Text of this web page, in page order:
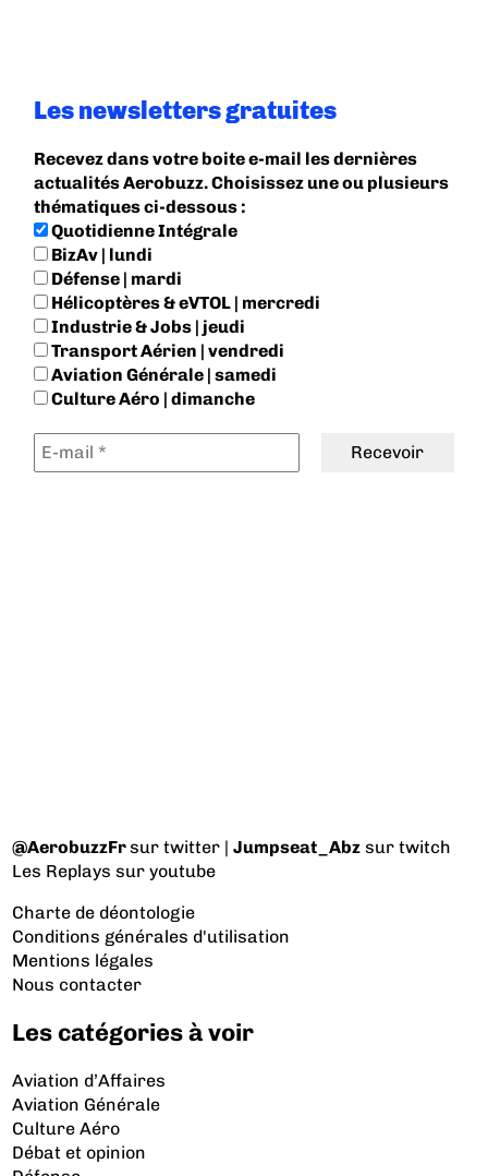
Les newsletters gratuites
Recevez dans votre boite e-mail les dernières
actualités Aerobuzz. Choisissez une ou plusieurs
thématiques ci-dessous :
Quotidienne Intégrale
BizAv | lundi
Défense | mardi
Hélicoptères & eVTOL | mercredi
Industrie & Jobs | jeudi
Transport Aérien | vendredi
Aviation Générale | samedi
Culture Aéro | dimanche
@AerobuzzFrsur twitter |Jumpseat_Abz sur twitch
Les Replays sur youtube
Charte de déontologie
Conditions générales d'utilisation
Mentions légales
Nous contacter
Les catégories à voir
Aviation d’Affaires
Aviation Générale
Culture Aéro
Débat et opinion